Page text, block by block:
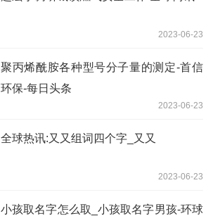
2023-06-23
聚丙烯酰胺各种型号分子量的测定-首信
环保-每日头条
2023-06-23
全球热讯:又又组词四个字_又又
2023-06-23
小孩取名字怎么取_小孩取名字男孩-环球